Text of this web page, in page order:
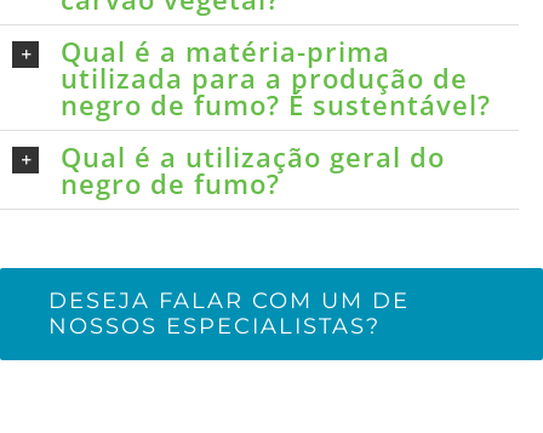
Qual é a matéria-prima
utilizada para a produção de
negro de fumo? É sustentável?
Qual é a utilização geral do
negro de fumo?
DESEJA FALAR COM UM DE
NOSSOS ESPECIALISTAS?